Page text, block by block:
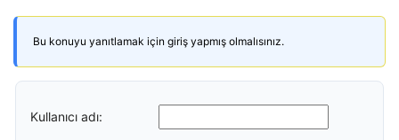
Bu konuyu yanıtlamak için giriş yapmış olmalısınız.
Kullanıcı adı: